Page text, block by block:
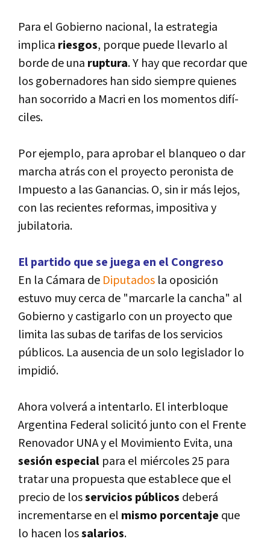
Para el Gobierno nacional, la estrategia
implica riesgos, porque puede llevarlo al
borde de una ruptura. Y hay que recordar que
los gobernadores han sido siempre quienes
han socorrido a Macri en los momentos difí­
ciles.
Por ejemplo, para aprobar el blanqueo o dar
marcha atrás con el proyecto peronista de
Impuesto a las Ganancias. O, sin ir más lejos,
con las recientes reformas, impositiva y
jubilatoria.
El partido que se juega en el Congreso
En la Cámara de Diputados la oposición
estuvo muy cerca de "marcarle la cancha" al
Gobierno y castigarlo con un proyecto que
limita las subas de tarifas de los servicios
públicos. La ausencia de un solo legislador lo
impidió.
Ahora volverá a intentarlo. El interbloque
Argentina Federal solicitó junto con el Frente
Renovador UNA y el Movimiento Evita, una
sesión especial para el miércoles 25 para
tratar una propuesta que establece que el
precio de losservicios públicos deberá
incrementarse en el mismo porcentaje que
lo hacen lossalarios.